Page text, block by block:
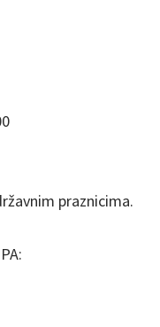
praznicima.